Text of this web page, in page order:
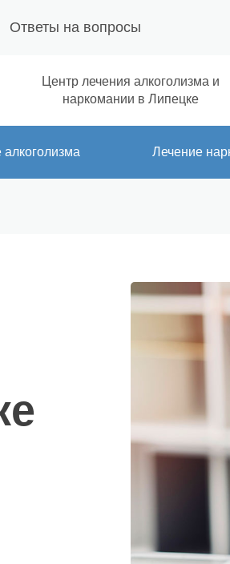
Ответы на вопросы
Центр лечения алкоголизма и
наркомании в Липецке
Лечение